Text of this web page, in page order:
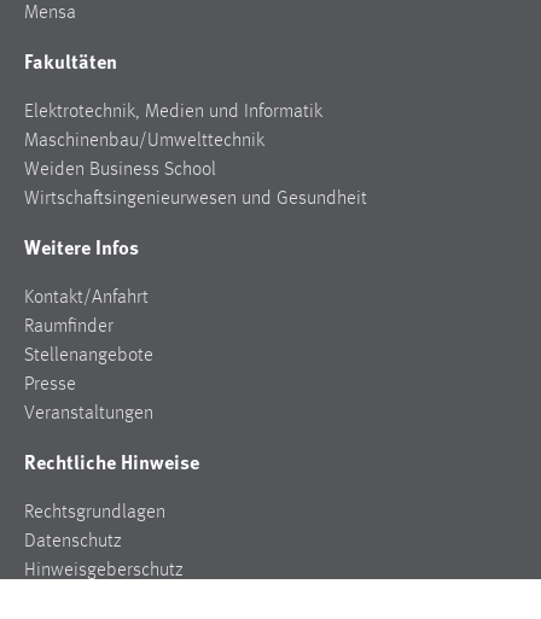
Mensa
Fakultäten
Elektrotechnik, Medien und Informatik
Maschinenbau/Umwelttechnik
Weiden Business School
Wirtschaftsingenieurwesen und Gesundheit
Weitere Infos
Kontakt/Anfahrt
Raumfinder
Stellenangebote
Presse
Veranstaltungen
Rechtliche Hinweise
Rechtsgrundlagen
Datenschutz
Hinweisgeberschutz